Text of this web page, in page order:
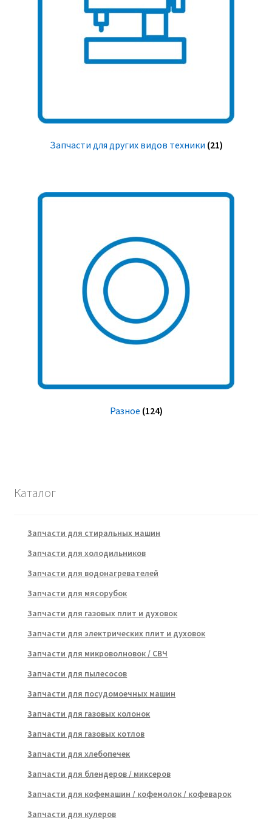
Запчасти для других видов техники (21)
Разное (124)
Каталог
Запчасти для стиральных машин
Запчасти для холодильников
Запчасти для водонагревателей
Запчасти для мясорубок
Запчасти для газовых плит и духовок
Запчасти для электрических плит и духовок
Запчасти для микроволновок / СВЧ
Запчасти для пылесосов
Запчасти для посудомоечных машин
Запчасти для газовых колонок
Запчасти для газовых котлов
Запчасти для хлебопечек
Запчасти для блендеров / миксеров
Запчасти для кофемашин / кофемолок / кофеварок
Запчасти для кулеров